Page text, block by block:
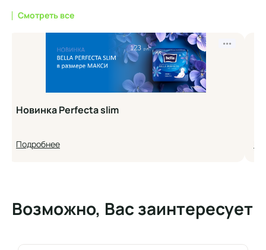
Смотреть все
•••
Новинка Perfecta slim
Подробнее
Возможно, Вас заинтересует